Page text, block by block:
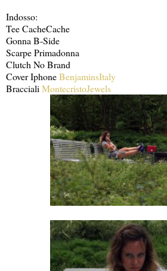
Indosso:
Tee CacheCache
Gonna B-Side
Scarpe Primadonna
Clutch No Brand
Cover IphoneBenjaminsItaly
BraccialiMontecristoJewels